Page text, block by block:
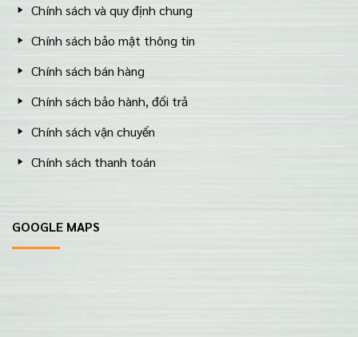
Chính sách và quy định chung
Chính sách bảo mật thông tin
Chính sách bán hàng
Chính sách bảo hành, đổi trả
Chính sách vận chuyển
Chính sách thanh toán
GOOGLE MAPS